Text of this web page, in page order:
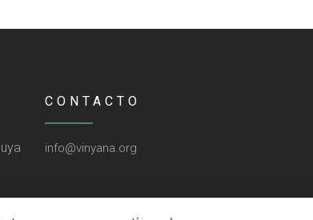
CONTACTO
info@vinyana.org